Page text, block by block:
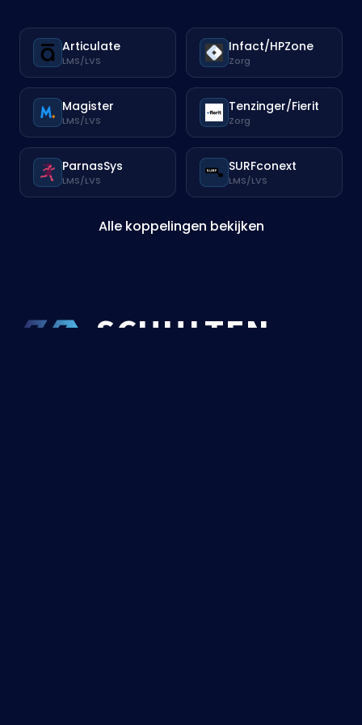
Articulate
LMS/LVS
Infact/HPZone
Zorg
Magister
LMS/LVS
Tenzinger/Fierit
Zorg
ParnasSys
LMS/LVS
SURFconext
LMS/LVS
Alle koppelingen bekijken
SCHULTEN